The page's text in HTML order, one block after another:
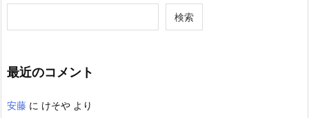
検索
最近のコメント
安藤 に けそや より